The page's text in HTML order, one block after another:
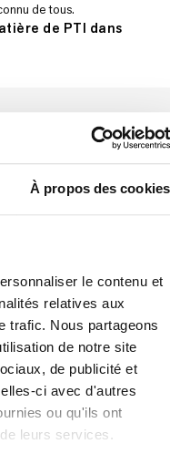
À propos des cookies
le contenu et
relatives aux
trafic. Nous partageons
de notre site
de publicité et
ci avec d'autres
ou qu'ils ont
leurs services.
de tous.
de PTI dans
d’Alerte du
verticalité,
et en intérieur
des secours.